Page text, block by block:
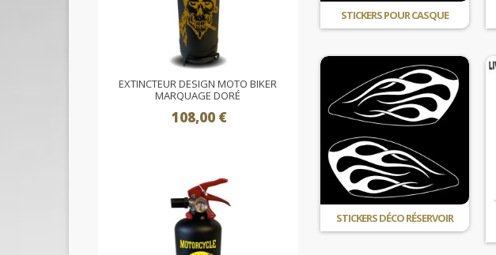
EXTINCTEUR DESIGN MOTO BIKER
MARQUAGE DORÉ
108,00 €
STICKERS POUR CASQUE
STICKERS DÉCO RÉSERVOIR